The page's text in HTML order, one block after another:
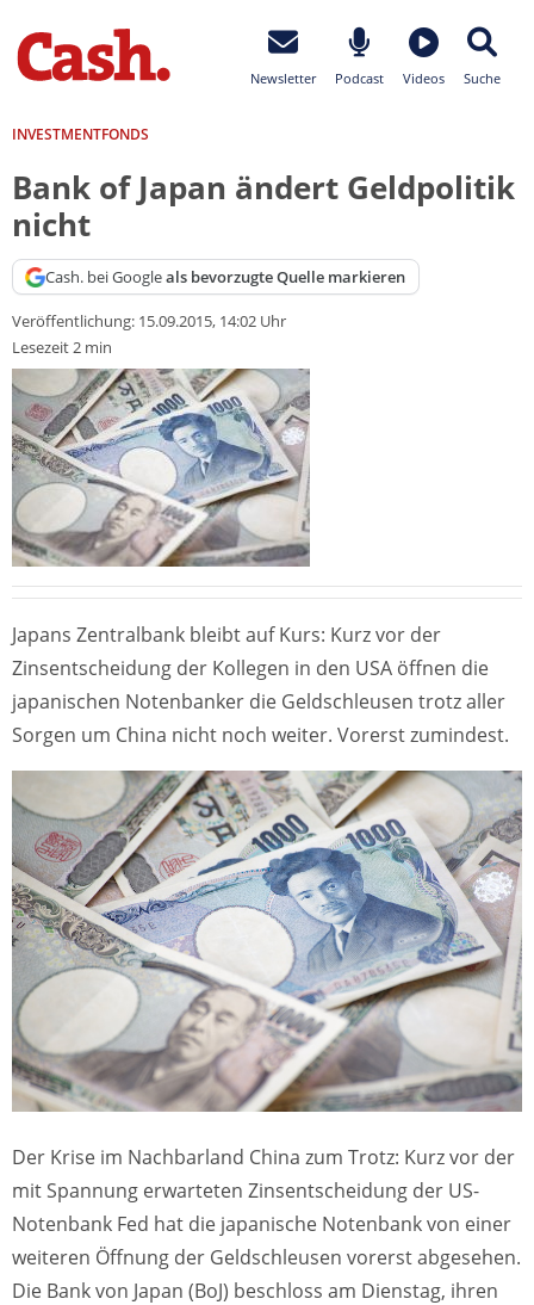
Newsletter Podcast Videos Suche
INVESTMENTFONDS
Bank of Japan ändert Geldpolitik
nicht
Cash. bei Googleals bevorzugte Quelle markieren
Veröffentlichung: 15.09.2015, 14:02 Uhr
Lesezeit 2 min
Japans Zentralbank bleibt auf Kurs: Kurz vor der
Zinsentscheidung der Kollegen in den USA öffnen die
japanischen Notenbanker die Geldschleusen trotz aller
Sorgen um China nicht noch weiter. Vorerst zumindest.
Der Krise im Nachbarland China zum Trotz: Kurz vor der
mit Spannung erwarteten Zinsentscheidung der US-
Notenbank Fed hat die japanische Notenbank von einer
weiteren Öffnung der Geldschleusen vorerst abgesehen.
Die Bank von Japan (BoJ) beschloss am Dienstag, ihren